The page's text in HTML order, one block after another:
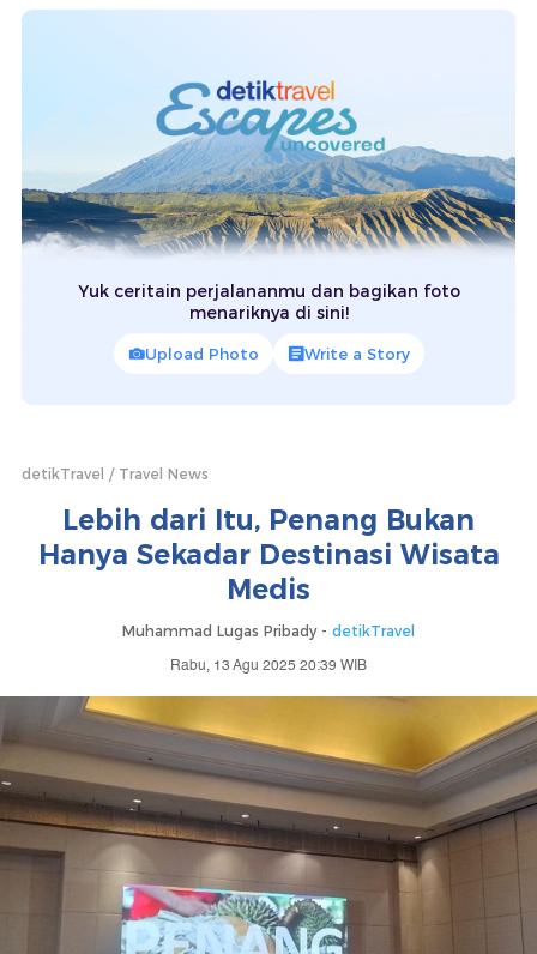
Yuk ceritain perjalananmu dan bagikan foto
menariknya di sini!
Upload Photo Write a Story
detikTravel Travel News
Lebih dari Itu, Penang Bukan
Hanya Sekadar Destinasi Wisata
Medis
Muhammad Lugas Pribady - detikTravel
Rabu, 13 Agu 2025 20:39 WIB